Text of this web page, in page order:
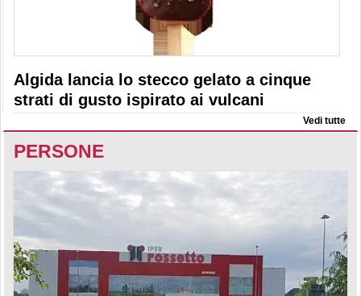
Algida lancia lo stecco gelato a cinque
strati di gusto ispirato ai vulcani
Vedi tutte
PERSONE